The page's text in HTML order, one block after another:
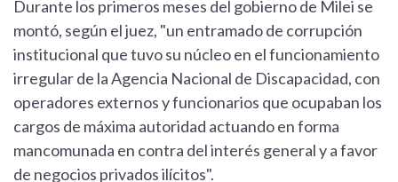
Durante los primeros meses del gobierno de Milei se
montó, según el juez, "un entramado de corrupción
institucional que tuvo su núcleo en el funcionamiento
irregular de la Agencia Nacional de Discapacidad, con
operadores externos y funcionarios que ocupaban los
cargos de máxima autoridad actuando en forma
mancomunada en contra del interés general y a favor
de negocios privados ilícitos".